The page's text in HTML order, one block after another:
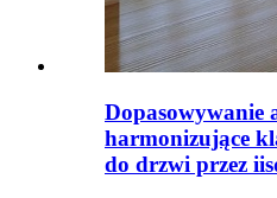
Dopasowywanie
harmonizujące
do drzwi przez